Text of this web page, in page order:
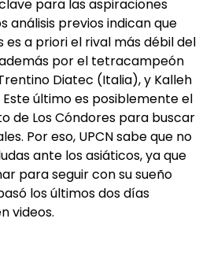
para las aspiraciones
análisis previos indican que
es a priori el rival más débil del
por el tetracampeón
Diatec (Italia), y Kalleh
último es posiblemente el
de Los Cóndores para buscar
Por eso, UPCN sabe que no
ante los asiáticos, ya que
para seguir con su sueño
los últimos dos días
videos.